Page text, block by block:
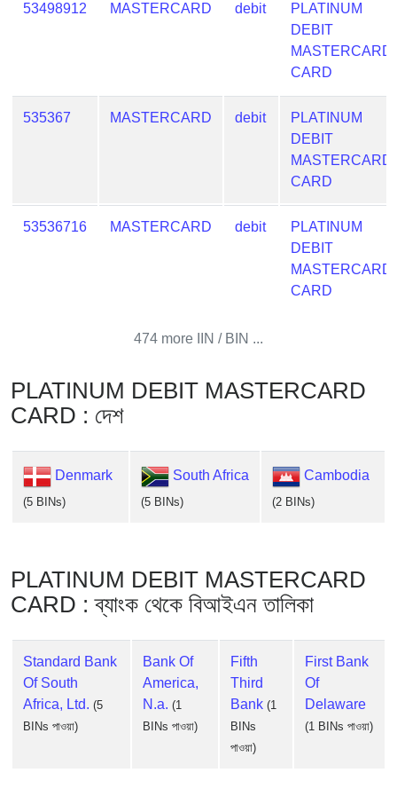
53498912 MASTERCARD debit
PLATINUM
DEBIT
MASTERCARD
CARD
535367 MASTERCARD debit
PLATINUM
DEBIT
MASTERCARD
CARD
53536716 MASTERCARD debit
PLATINUM
DEBIT
MASTERCARD
CARD
474 more IIN / BIN ...
PLATINUM DEBIT MASTERCARD
CARD : দেশ
Denmark
(5 BINs)
South Africa
(5 BINs)
Cambodia
(2 BINs)
PLATINUM DEBIT MASTERCARD
CARD : ব্যাংক থেকে বিআইএন তালিকা
Standard Bank
Of South
Africa, Ltd. (5
BINs পাওয়া)
Bank Of
America,
N.a. (1
BINs পাওয়া)
Fifth
Third
Bank (1
BINs
পাওয়া)
First Bank
Of
Delaware
(1 BINs পাওয়া)